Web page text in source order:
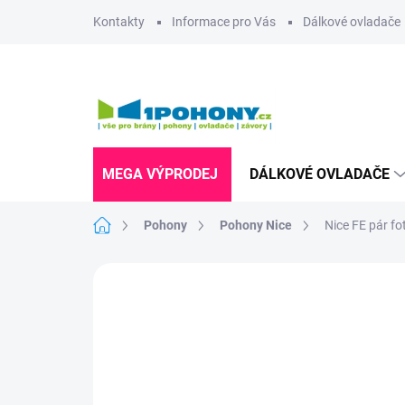
Kontakty Informace pro Vás Dálkové ovladače
MEGA VÝPRODEJ DÁLKOVÉ OVLADAČE
Domů Pohony Pohony Nice Nice FE pár